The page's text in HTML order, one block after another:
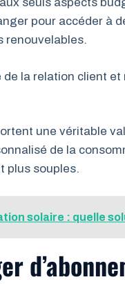
pour accéder à
renouvelables.
de la relation client
une véritable
de la
plus souples.
solaire : quelle